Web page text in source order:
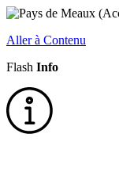
Aller à Contenu
Flash Info